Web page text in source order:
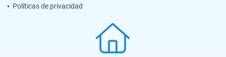
Políticas de privacidad